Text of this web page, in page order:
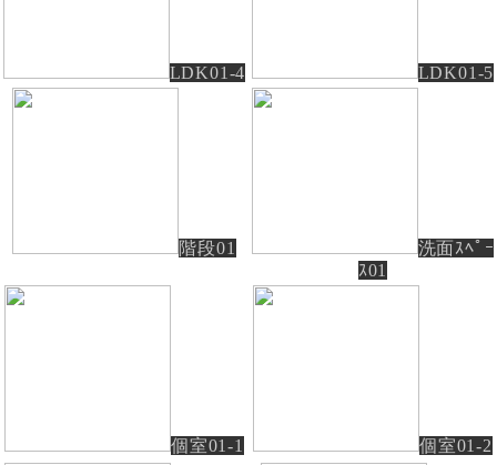
LDK01-4 LDK01-5
階段01
洗面ｽﾍﾟｰ
ｽ01
個室01-1 個室01-2